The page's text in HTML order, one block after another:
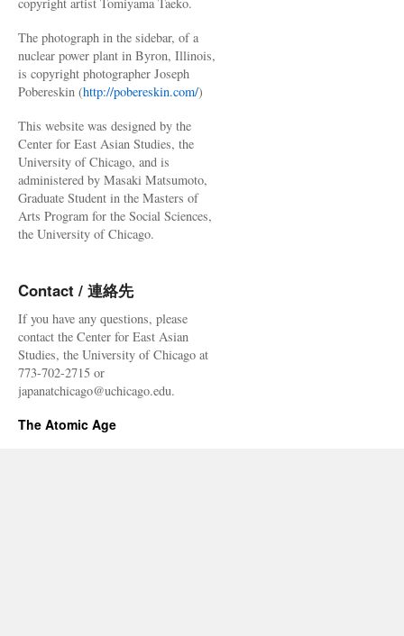
The photograph in the sidebar, of a
nuclear power plant in Byron, Illinois,
is copyright photographer Joseph
Pobereskin (http://pobereskin.com/)
This website was designed by the
Center for East Asian Studies, the
University of Chicago, and is
administered by Masaki Matsumoto,
Graduate Student in the Masters of
Arts Program for the Social Sciences,
the University of Chicago.
Contact / 連絡先
If you have any questions, please
contact the Center for East Asian
Studies, the University of Chicago at
773-702-2715 or
japanatchicago@uchicago.edu.
The Atomic Age